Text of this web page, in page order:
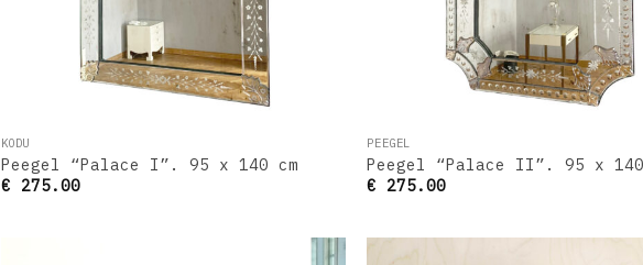
KODU
Peegel “Palace I”. 95 x 140 cm
€ 275.00
PEEGEL
Peegel “Palace II”. 95 x 140
€ 275.00